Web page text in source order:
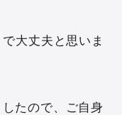
で大丈夫と思いま
たので、ご自身